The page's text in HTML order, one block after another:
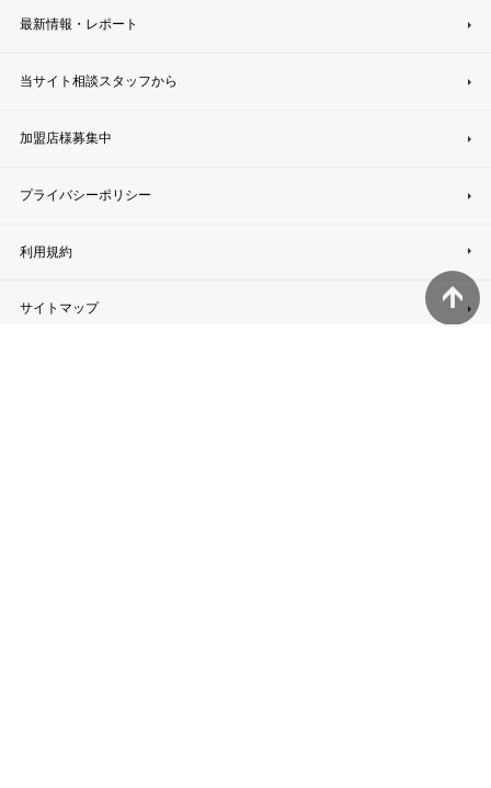
最新情報・レポート
当サイト相談スタッフから
加盟店様募集中
プライバシーポリシー
利用規約
サイトマップ